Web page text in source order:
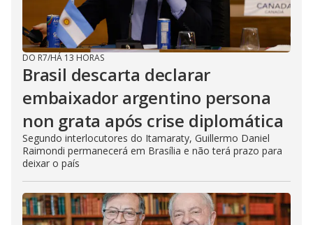
DO R7/HÁ 13 HORAS
Brasil descarta declarar
embaixador argentino persona
non grata após crise diplomática
Segundo interlocutores do Itamaraty, Guillermo Daniel
Raimondi permanecerá em Brasília e não terá prazo para
deixar o país